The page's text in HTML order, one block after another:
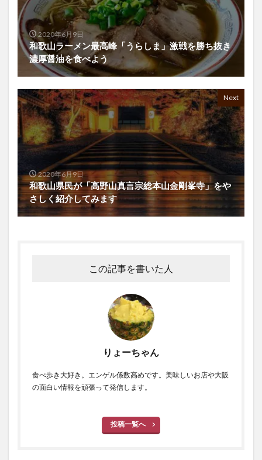
2020年6月9日
和歌山ラーメン最高峰「うらしま」激戦を勝ち抜き
濃厚醤油を食べよう
Next
2020年6月9日
和歌山県民が「高野山真言宗総本山金剛峯寺」をや
さしく紹介してみます
この記事を書いた人
りょーちゃん
食べ歩き大好き。エンゲル係数高めです。美味しいお店や大阪
の面白い情報を頑張って発信します。
投稿一覧へ